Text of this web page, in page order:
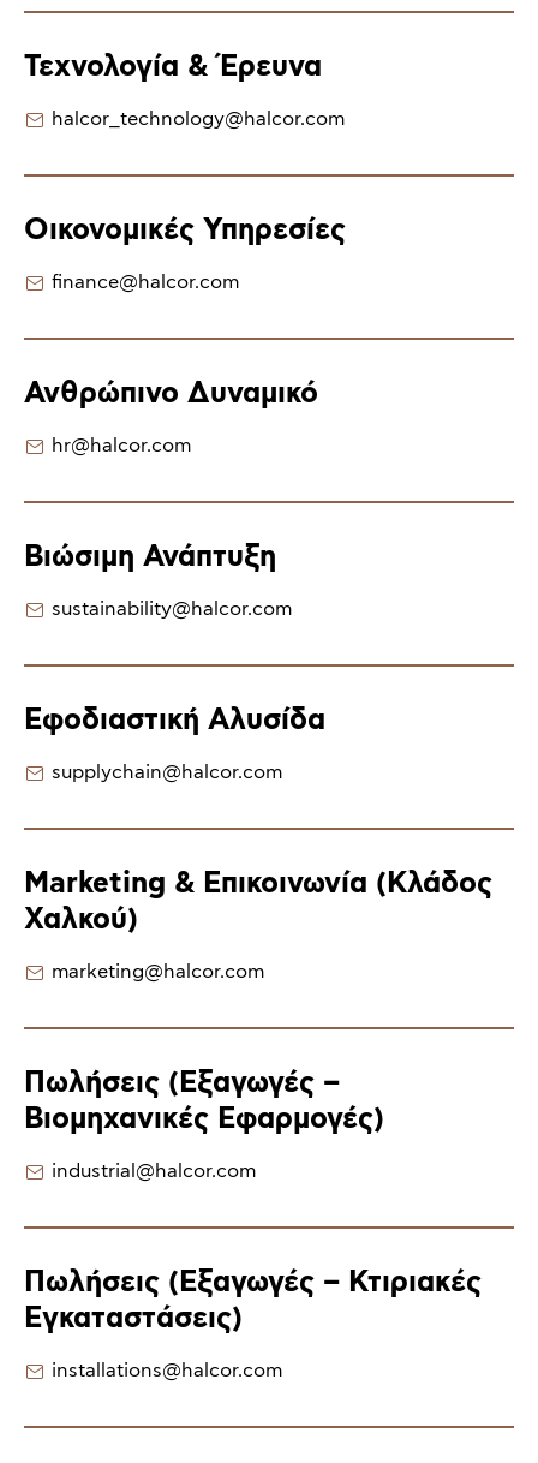
Τεχνολογία & Έρευνα
halcor_technology@halcor.com
Οικονομικές Υπηρεσίες
finance@halcor.com
Ανθρώπινο Δυναμικό
hr@halcor.com
Βιώσιμη Ανάπτυξη
sustainability@halcor.com
Εφοδιαστική Αλυσίδα
supplychain@halcor.com
Marketing & Επικοινωνία (Κλάδος
Χαλκού)
marketing@halcor.com
Πωλήσεις (Εξαγωγές –
Βιομηχανικές Εφαρμογές)
industrial@halcor.com
Πωλήσεις (Εξαγωγές – Κτιριακές
Εγκαταστάσεις)
installations@halcor.com